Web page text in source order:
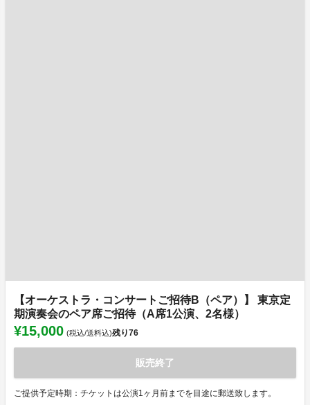
【オーケストラ・コンサートご招待B（ペア）】 東京定
期演奏会のペア席ご招待（A席1公演、2名様）
¥15,000 (税込/送料込)残り76
販売終了
ご提供予定時期：チケットは公演1ヶ月前までを目途に郵送致します。